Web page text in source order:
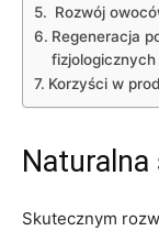
Rozwój
Regeneracja
fizjologicznych
Korzyści w
Skutecznym